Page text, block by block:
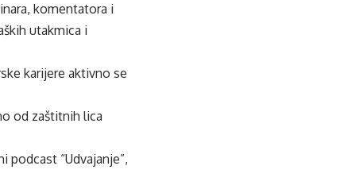
komentatora i
utakmica i
karijere aktivno se
od zaštitnih lica
“Udvajanje”,